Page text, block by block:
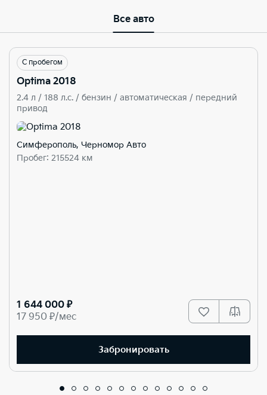
Все авто
С пробегом
Optima 2018
2.4 л / 188 л.c. / бензин / автоматическая / передний
привод
Симферополь, Черномор Авто
Пробег: 215524 км
1 644 000 ₽
17 950 ₽/мес
Забронировать